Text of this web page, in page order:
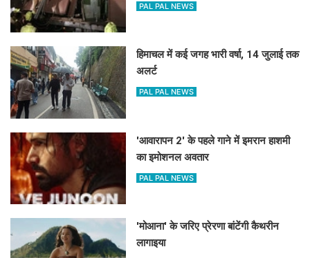
PAL PAL NEWS
हिमाचल में कई जगह भारी वर्षा, 14 जुलाई तक
अलर्ट
PAL PAL NEWS
'आवारापन 2' के पहले गाने में इमरान हाशमी
का इमोशनल अवतार
PAL PAL NEWS
'मोआना' के जरिए प्रेरणा बांटेंगी कैथरीन
लागाइया